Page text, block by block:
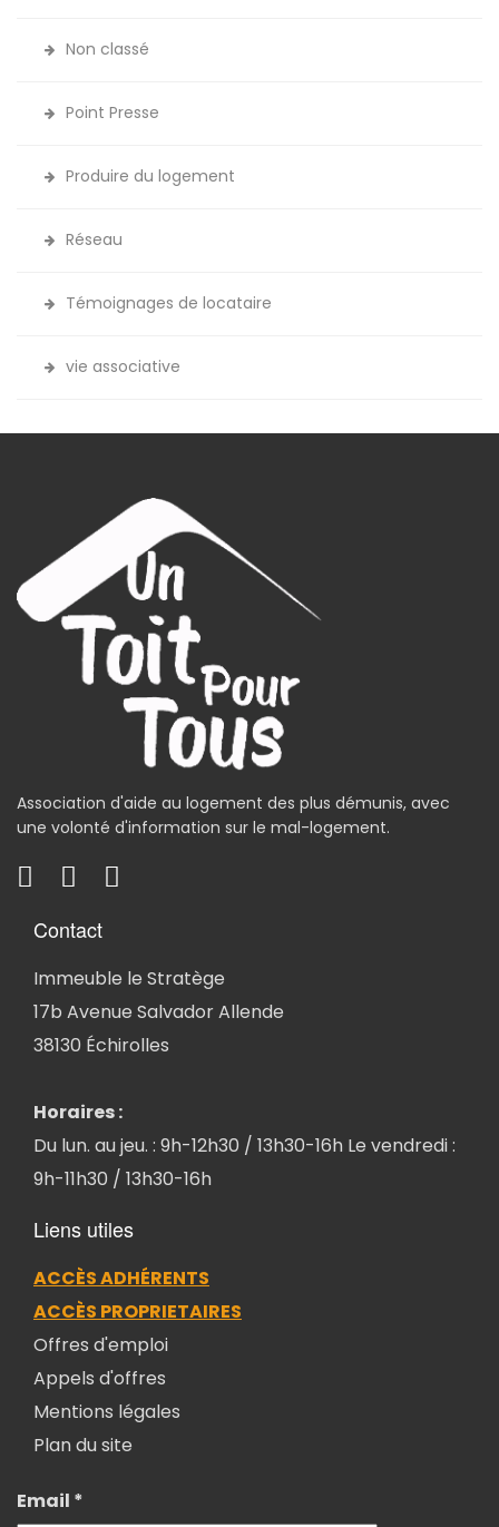
Non classé
Point Presse
Produire du logement
Réseau
Témoignages de locataire
vie associative
Association d'aide au logement des plus démunis, avec
une volonté d'information sur le mal-logement.
Contact
Immeuble le Stratège
17b Avenue Salvador Allende
38130 Échirolles
Horaires :
Du lun. au jeu. : 9h-12h30 / 13h30-16h Le vendredi :
9h-11h30 / 13h30-16h
Liens utiles
ACCÈS ADHÉRENTS
ACCÈS PROPRIETAIRES
Offres d'emploi
Appels d'offres
Mentions légales
Plan du site
Email *